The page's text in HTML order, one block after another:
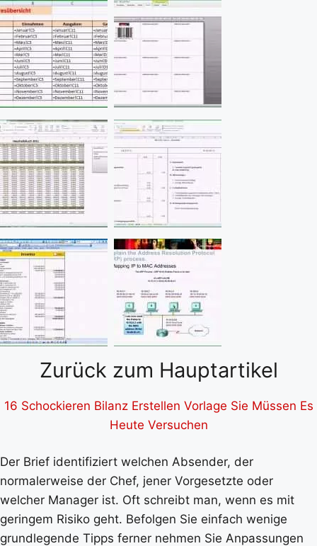
Zurück zum Hauptartikel
16 Schockieren Bilanz Erstellen Vorlage Sie Müssen Es
Heute Versuchen
Der Brief identifiziert welchen Absender, der
normalerweise der Chef, jener Vorgesetzte oder
welcher Manager ist. Oft schreibt man, wenn es mit
geringem Risiko geht. Befolgen Sie einfach wenige
grundlegende Tipps ferner nehmen Sie Anpassungen